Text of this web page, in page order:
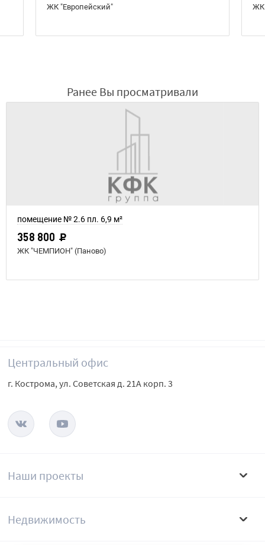
ЖК "Европейский" ЖК
Ранее Вы просматривали
помещение № 2.6 пл. 6,9 м²
358 800
ЖК "ЧЕМПИОН" (Паново)
Наши проекты
Недвижимость
Центральный офис
г. Кострома, ул. Советская д. 21А корп. 3